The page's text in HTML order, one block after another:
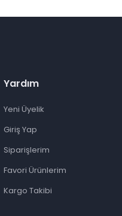
Yardım
Yeni Üyelik
Giriş Yap
Siparişlerim
Favori Ürünlerim
Kargo Takibi